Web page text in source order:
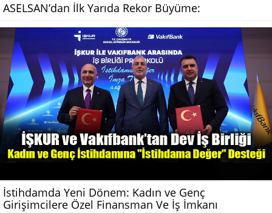
ASELSAN’dan İlk Yarıda Rekor Büyüme:
İstihdamda Yeni Dönem: Kadın ve Genç
Girişimcilere Özel Finansman Ve İş İmkanı